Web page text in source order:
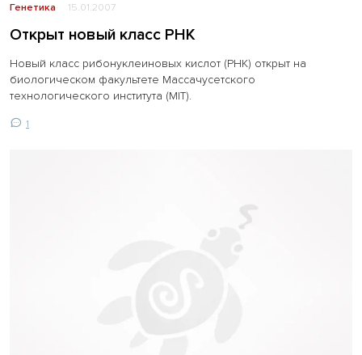
Генетика 15.01.2007
Открыт новый класс РНК
Новый класс рибонуклеиновых кислот (РНК) открыт на
биологическом факультете Массачусетского
технологического института (MIT).
1